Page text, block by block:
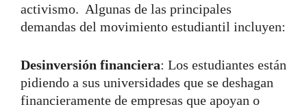
activismo. Algunas de las principales
demandas del movimiento estudiantil incluyen:
Desinversión financiera: Los estudiantes están
pidiendo a sus universidades que se deshagan
financieramente de empresas que apoyan o